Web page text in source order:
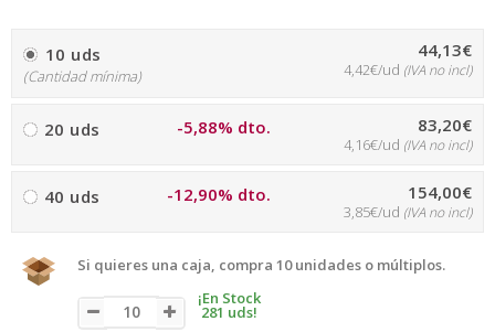
10 uds
(Cantidad mínima)
44,13€
4,42€/ud (IVA no incl)
20 uds -5,88% dto. 83,20€
4,16€/ud (IVA no incl)
40 uds -12,90% dto. 154,00€
3,85€/ud (IVA no incl)
Si quieres una caja, compra 10 unidades o múltiplos.
¡En Stock
281 uds!